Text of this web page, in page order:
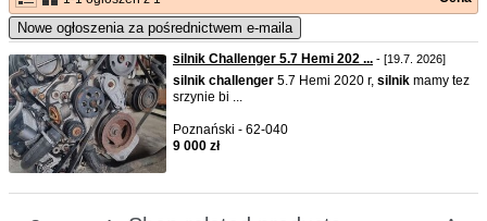
Nowe ogłoszenia za pośrednictwem e-maila
silnik Challenger 5.7 Hemi 202 ... - [19.7. 2026]
silnik challenger 5.7 Hemi 2020 r, silnik mamy tez
srzynie bi ...
Poznański - 62-040
9 000 zł